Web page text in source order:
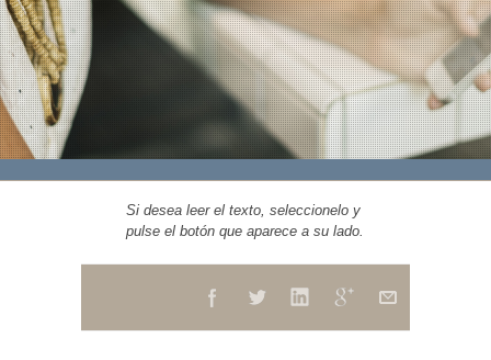
Si desea leer el texto, seleccionelo y
pulse el botón que aparece a su lado.